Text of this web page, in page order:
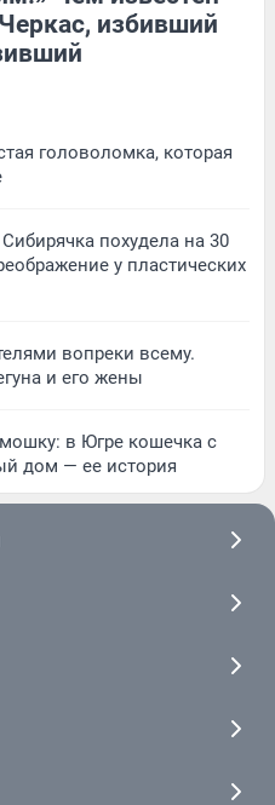
избивший
головоломка, которая
похудела на 30
у пластических
вопреки всему.
и его жены
в Югре кошечка с
дом — ее история